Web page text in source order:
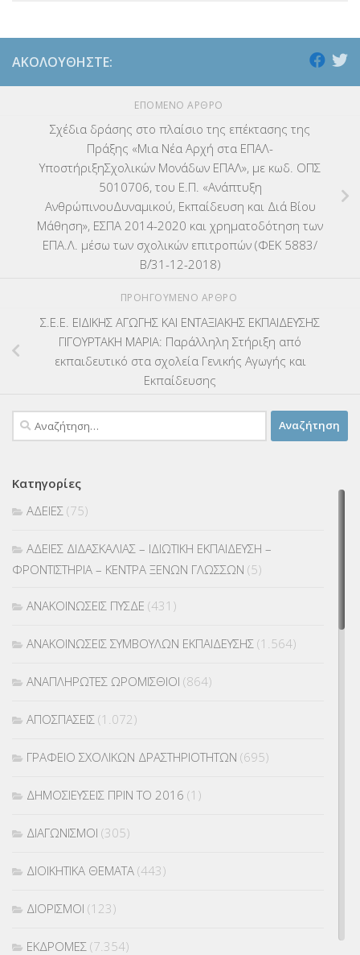
ΑΚΟΛΟΥΘΉΣΤΕ:
ΕΠΌΜΕΝΟ ΆΡΘΡΟ
Σχέδια δράσης στο πλαίσιο της επέκτασης της
Πράξης «Μια Νέα Αρχή στα ΕΠΑΛ-
ΥποστήριξηΣχολικών Μονάδων ΕΠΑΛ», με κωδ. ΟΠΣ
5010706, του Ε.Π. «Ανάπτυξη
ΑνθρώπινουΔυναμικού, Εκπαίδευση και Διά Βίου
Μάθηση», ΕΣΠΑ 2014-2020 και χρηματοδότηση των
ΕΠΑ.Λ. μέσω των σχολικών επιτροπών (ΦΕΚ 5883/
Β΄/31-12-2018)
ΠΡΟΗΓΟΎΜΕΝΟ ΆΡΘΡΟ
Σ.Ε.Ε. ΕΙΔΙΚΗΣ ΑΓΩΓΗΣ ΚΑΙ ΕΝΤΑΞΙΑΚΗΣ ΕΚΠΑΙΔΕΥΣΗΣ
ΓΙΓΟΥΡΤΑΚΗ ΜΑΡΙΑ: Παράλληλη Στήριξη από
εκπαιδευτικό στα σχολεία Γενικής Αγωγής και
Εκπαίδευσης
Αναζήτηση
για:
Κατηγορίες
ΑΔΕΙΕΣ (75)
ΑΔΕΙΕΣ ΔΙΔΑΣΚΑΛΙΑΣ – ΙΔΙΩΤΙΚΗ ΕΚΠΑΙΔΕΥΣΗ –
ΦΡΟΝΤΙΣΤΗΡΙΑ – ΚΕΝΤΡΑ ΞΕΝΩΝ ΓΛΩΣΣΩΝ (5)
ΑΝΑΚΟΙΝΩΣΕΙΣ ΠΥΣΔΕ (431)
ΑΝΑΚΟΙΝΩΣΕΙΣ ΣΥΜΒΟΥΛΩΝ ΕΚΠΑΙΔΕΥΣΗΣ (1.564)
ΑΝΑΠΛΗΡΩΤΕΣ ΩΡΟΜΙΣΘΙΟΙ (864)
ΑΠΟΣΠΑΣΕΙΣ (1.072)
ΓΡΑΦΕΙΟ ΣΧΟΛΙΚΩΝ ΔΡΑΣΤΗΡΙΟΤΗΤΩΝ (695)
ΔΗΜΟΣΙΕΥΣΕΙΣ ΠΡΙΝ ΤΟ 2016 (1)
ΔΙΑΓΩΝΙΣΜΟΙ (305)
ΔΙΟΙΚΗΤΙΚΑ ΘΕΜΑΤΑ (443)
ΔΙΟΡΙΣΜΟΙ (123)
ΕΚΔΡΟΜΕΣ (7.354)